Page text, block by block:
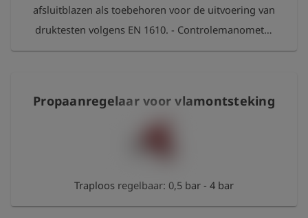
afsluitblazen als toebehoren voor de uitvoering van
druktesten volgens EN 1610. - Controlemanometer
- Veiligheidsoverdrukventiel vast ingesteld op 2,6
Propaanregelaar voor vlamontsteking
Traploos regelbaar: 0,5 bar - 4 bar